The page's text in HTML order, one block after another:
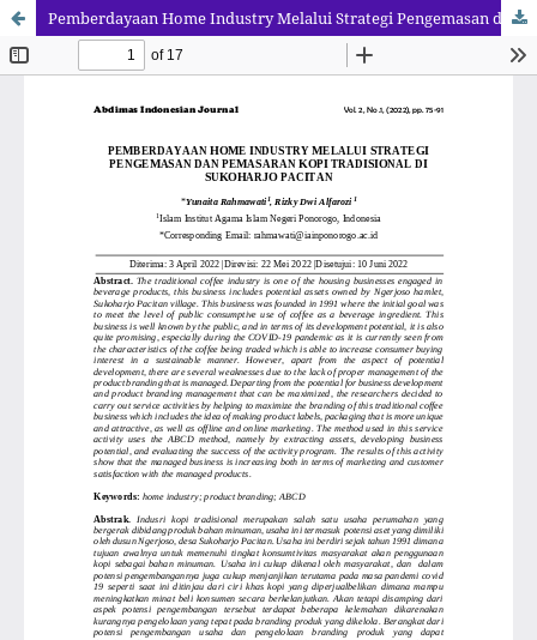
Pemberdayaan Home Industry Melalui Strategi Pengemasan dan Pemasaran Kopi Tradisional di Sukoharjo Pacitan